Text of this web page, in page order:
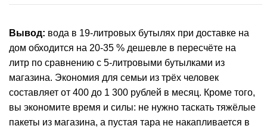
Вывод: вода в 19-литровых бутылях при доставке на
дом обходится на 20-35 % дешевле в пересчёте на
литр по сравнению с 5-литровыми бутылками из
магазина. Экономия для семьи из трёх человек
составляет от 400 до 1 300 рублей в месяц. Кроме того,
вы экономите время и силы: не нужно таскать тяжёлые
пакеты из магазина, а пустая тара не накапливается в